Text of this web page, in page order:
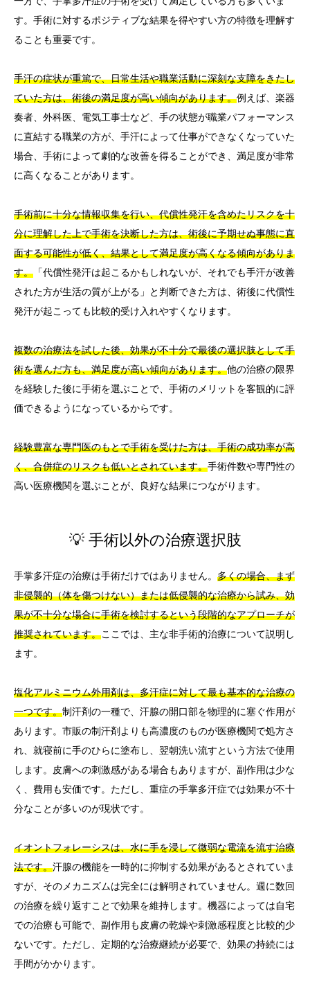
す。手術に対するポジティブな結果を得やすい方の特徴を理解す
ることも重要です。
手汗の症状が重篤で、日常生活や職業活動に深刻な支障をきたし
ていた方は、術後の満足度が高い傾向があります。例えば、楽器
奏者、外科医、電気工事士など、手の状態が職業パフォーマンス
に直結する職業の方が、手汗によって仕事ができなくなっていた
場合、手術によって劇的な改善を得ることができ、満足度が非常
に高くなることがあります。
手術前に十分な情報収集を行い、代償性発汗を含めたリスクを十
分に理解した上で手術を決断した方は、術後に予期せぬ事態に直
面する可能性が低く、結果として満足度が高くなる傾向がありま
す。 「代償性発汗は起こるかもしれないが、それでも手汗が改善
された方が生活の質が上がる」と判断できた方は、術後に代償性
発汗が起こっても比較的受け入れやすくなります。
複数の治療法を試した後、効果が不十分で最後の選択肢として手
術を選んだ方も、満足度が高い傾向があります。他の治療の限界
を経験した後に手術を選ぶことで、手術のメリットを客観的に評
価できるようになっているからです。
経験豊富な専門医のもとで手術を受けた方は、手術の成功率が高
く、合併症のリスクも低いとされています。手術件数や専門性の
高い医療機関を選ぶことが、良好な結果につながります。
💡 手術以外の治療選択肢
手掌多汗症の治療は手術だけではありません。 多くの場合、まず
非侵襲的（体を傷つけない）または低侵襲的な治療から試み、効
果が不十分な場合に手術を検討するという段階的なアプローチが
推奨されています。ここでは、主な非手術的治療について説明し
ます。
塩化アルミニウム外用剤は、多汗症に対して最も基本的な治療の
一つです。制汗剤の一種で、汗腺の開口部を物理的に塞ぐ作用が
あります。市販の制汗剤よりも高濃度のものが医療機関で処方さ
れ、就寝前に手のひらに塗布し、翌朝洗い流すという方法で使用
します。皮膚への刺激感がある場合もありますが、副作用は少な
く、費用も安価です。ただし、重症の手掌多汗症では効果が不十
分なことが多いのが現状です。
イオントフォレーシスは、水に手を浸して微弱な電流を流す治療
法です。汗腺の機能を一時的に抑制する効果があるとされていま
すが、そのメカニズムは完全には解明されていません。週に数回
の治療を繰り返すことで効果を維持します。機器によっては自宅
での治療も可能で、副作用も皮膚の乾燥や刺激感程度と比較的少
ないです。ただし、定期的な治療継続が必要で、効果の持続には
手間がかかります。